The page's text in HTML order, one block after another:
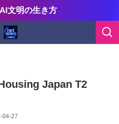
文明の生き方
Japan T2
04-27